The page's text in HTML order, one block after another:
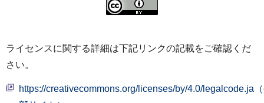
ライセンスに関する詳細は下記リンクの記載をご確認くだ
さい。
https://creativecommons.org/licenses/by/4.0/legalcode.ja